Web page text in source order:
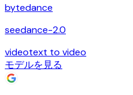
bytedance
seedance-2.0
videotext to video
モデルを見る